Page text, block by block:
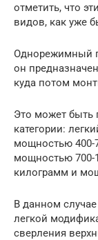
отметить, что
видов, как уже
Однорежимный
он
куда потом
Это может быть
категории:
мощностью 400-
мощностью 700-
килограмм и
В данном
легкой
сверления